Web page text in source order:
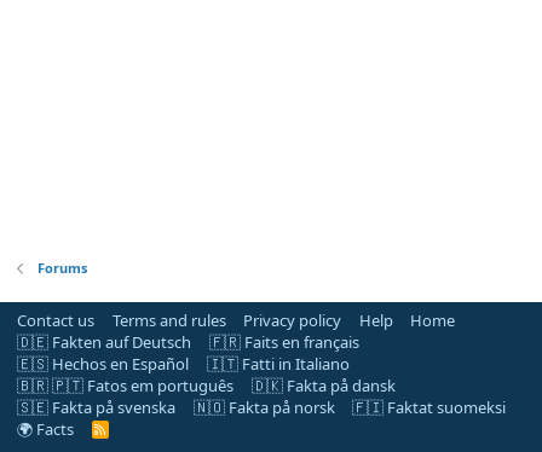
Forums
Contact us Terms and rules Privacy policy Help
Home
🇩🇪 Fakten auf Deutsch
🇫🇷 Faits en français
🇪🇸 Hechos en Español
🇮🇹 Fatti in Italiano
🇧🇷 🇵🇹 Fatos em português
🇩🇰 Fakta på dansk
🇸🇪 Fakta på svenska
🇳🇴 Fakta på norsk
🇫🇮 Faktat suomeksi
🌍 Facts
R